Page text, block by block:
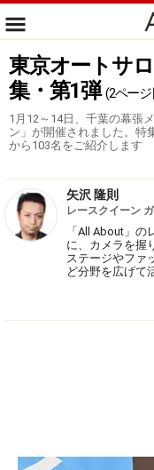
東京オートサ
集・第1弾 (2ページ
1月12～14日、千葉の幕張
ン」が開催されました。特
から103名をご紹介します
矢沢 隆則
レースクイーン
「All About」
に、カメラを握
ステージやファ
ど分野を広げて